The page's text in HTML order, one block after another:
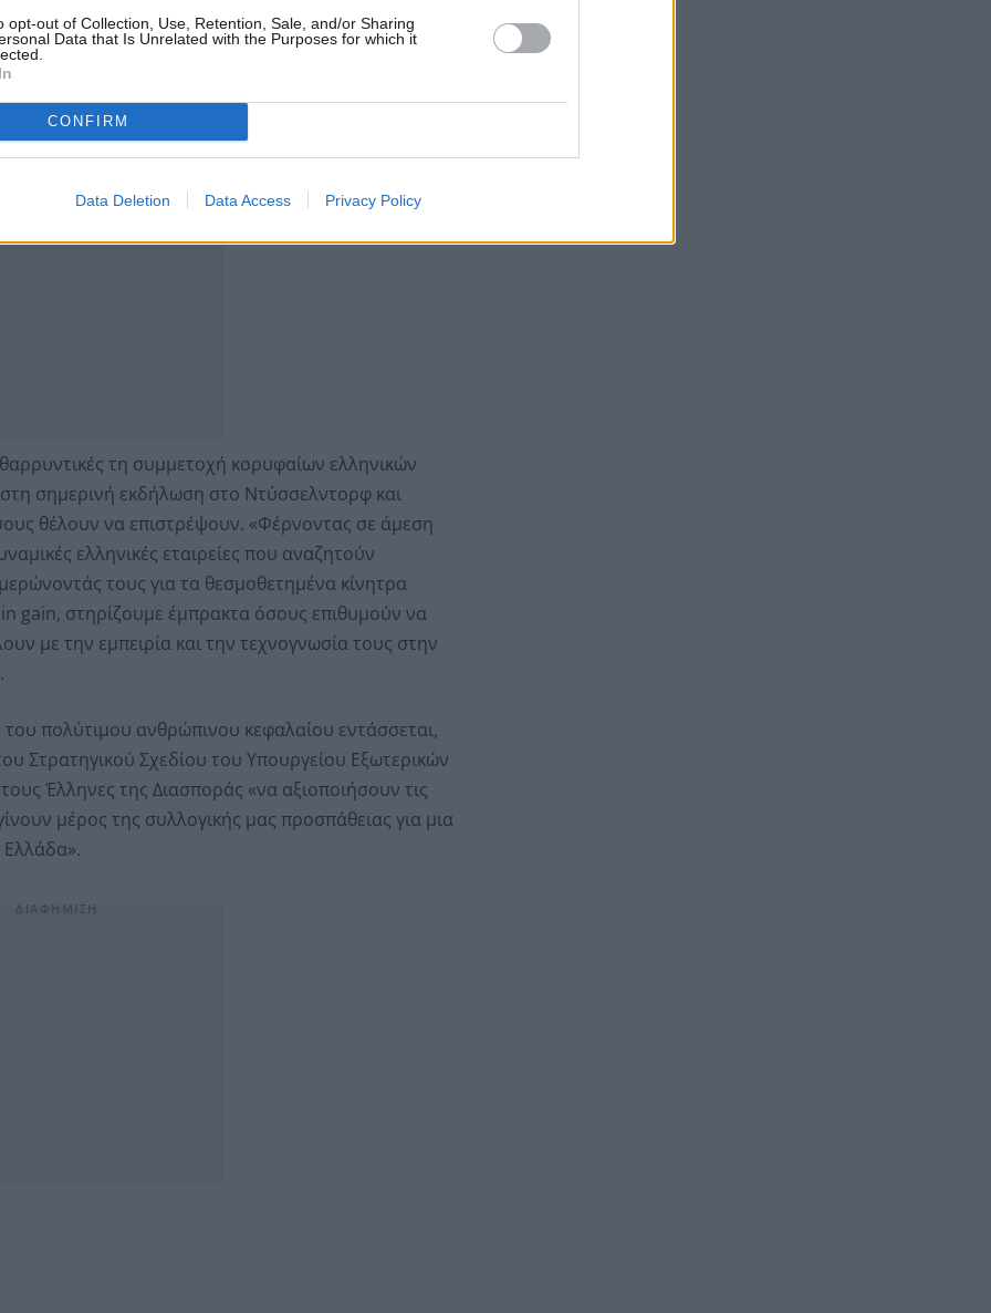
opt-out of Collection, Use, Retention, Sale, and/or Sharing
Data that Is Unrelated with the Purposes for which it
CONFIRM
Data Deletion Data Access Privacy Policy
την ευρύτερη γειτονιά μας, η χώρα μας
τους υψηλούς ρυθμούς ανάπτυξης και το διεθνές
περιβάλλον βελτιώνεται διαρκώς. Νέες επενδύσεις
το braindrain δείχνει τάσεις αναστροφής», τόνισε.
τη συμμετοχή κορυφαίων ελληνικών
σημερινή εκδήλωση στο Ντύσσελντορφ και
θέλουν να επιστρέψουν. «Φέρνοντας σε άμεση
ελληνικές εταιρείες που αναζητούν
τους για τα θεσμοθετημένα κίνητρα
gain, στηρίζουμε έμπρακτα όσους επιθυμούν να
με την εμπειρία και την τεχνογνωσία τους στην
πολύτιμου ανθρώπινου κεφαλαίου εντάσσεται,
Στρατηγικού Σχεδίου του Υπουργείου Εξωτερικών
Έλληνες της Διασποράς «να αξιοποιήσουν τις
μέρος της συλλογικής μας προσπάθειας για μια
Ελλάδα».